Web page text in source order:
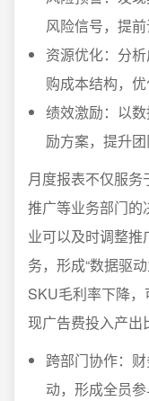
风险信号，提前
资源优化：分
购成本结构，优
绩效激励：以
励方案，提升团
月度报表不仅服务
推广等业务部门的
业可以及时调整
务，形成“数据驱
SKU毛利率下降
现广告费投入产出
跨部门协作：
动，形成全员参